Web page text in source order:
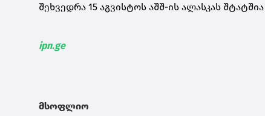
შეხვედრა 15 აგვისტოს აშშ-ის ალასკას
ipn.ge
მსოფლიო